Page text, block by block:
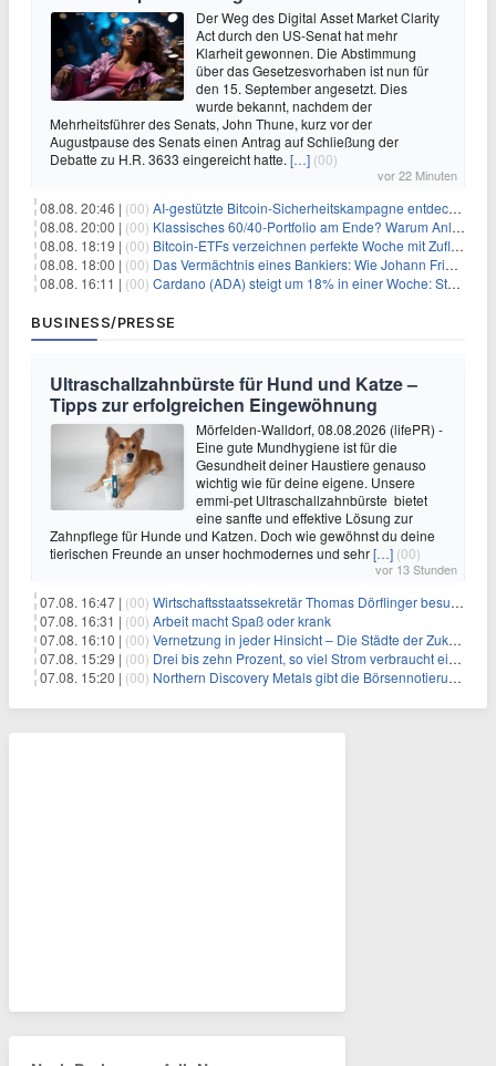
Der Weg des Digital Asset Market Clarity
Act durch den US-Senat hat mehr
Klarheit gewonnen. Die Abstimmung
über das Gesetzesvorhaben ist nun für
den 15. September angesetzt. Dies
wurde bekannt, nachdem der
Mehrheitsführer des Senats, John Thune, kurz vor der
Augustpause des Senats einen Antrag auf Schließung der
Debatte zu H.R. 3633 eingereicht hatte. […] (00)
vor 22 Minuten
08.08. 20:46 | (00) AI-gestützte Bitcoin-Sicherheitskampagne entdeckt fast 5.000 Softwareprobleme in 390 Projekten
08.08. 20:00 | (00) Klassisches 60/40-Portfolio am Ende? Warum Anleger jetzt radikal umdenken müssen
08.08. 18:19 | (00) Bitcoin-ETFs verzeichnen perfekte Woche mit Zuflüssen auf 3-Monats-Hoch
08.08. 18:00 | (00) Das Vermächtnis eines Bankiers: Wie Johann Friedrich Städel sein Imperium unsterblich machte
08.08. 16:11 | (00) Cardano (ADA) steigt um 18% in einer Woche: Steht ein Kurs von $0,30 bevor?
BUSINESS/PRESSE
Ultraschallzahnbürste für Hund und Katze –
Tipps zur erfolgreichen Eingewöhnung
Mörfelden-Walldorf, 08.08.2026 (lifePR) -
Eine gute Mundhygiene ist für die
Gesundheit deiner Haustiere genauso
wichtig wie für deine eigene. Unsere
emmi-pet Ultraschallzahnbürste bietet
eine sanfte und effektive Lösung zur
Zahnpflege für Hunde und Katzen. Doch wie gewöhnst du deine
tierischen Freunde an unser hochmodernes und sehr[…] (00)
vor 13 Stunden
07.08. 16:47 | (00) Wirtschaftsstaatssekretär Thomas Dörflinger besucht Handwerksbetrieb im Kammerbezirk Freiburg
07.08. 16:31 | (00) Arbeit macht Spaß oder krank
07.08. 16:10 | (00) Vernetzung in jeder Hinsicht – Die Städte der Zukunft sind grün-blau
07.08. 15:29 | (00) Drei bis zehn Prozent, so viel Strom verbraucht ein Aufzug im Gebäude
07.08. 15:20 | (00) Northern Discovery Metals gibt die Börsennotierung an der Frankfurter Wertpapierbörse bekannt